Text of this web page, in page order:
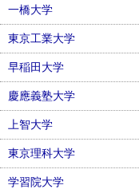
一橋大学
東京工業大学
早稲田大学
慶應義塾大学
上智大学
東京理科大学
学習院大学